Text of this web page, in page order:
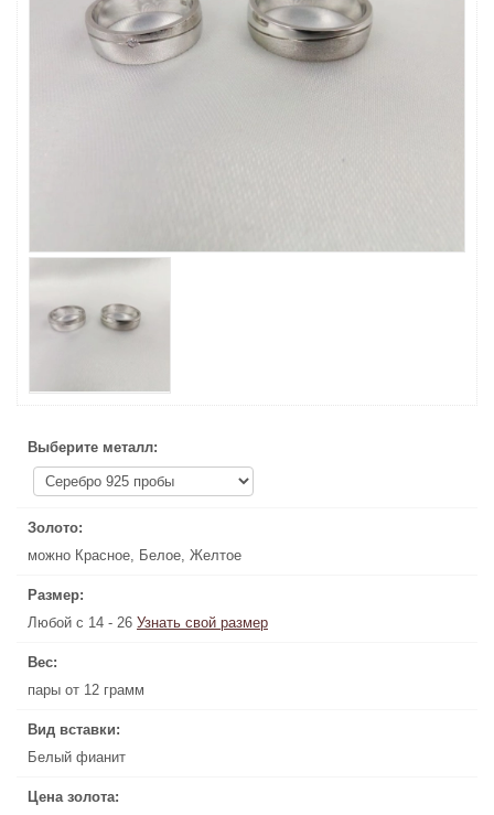
Выберите металл:
Золото:
можно Красное, Белое, Желтое
Размер:
Любой с 14 - 26 Узнать свой размер
Вес:
пары от 12 грамм
Вид вставки:
Белый фианит
Цена золота:
Узнать свой размер